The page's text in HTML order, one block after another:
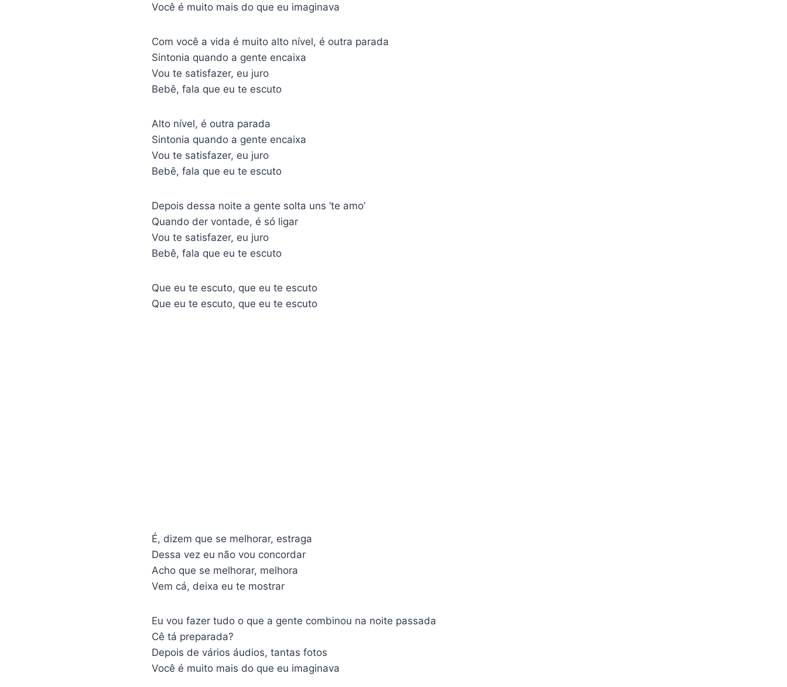
Você é muito mais do que eu imaginava
Com você a vida é muito alto nível, é outra parada
Sintonia quando a gente encaixa
Vou te satisfazer, eu juro
Bebê, fala que eu te escuto
Alto nível, é outra parada
Sintonia quando a gente encaixa
Vou te satisfazer, eu juro
Bebê, fala que eu te escuto
Depois dessa noite a gente solta uns ‘te amo’
Quando der vontade, é só ligar
Vou te satisfazer, eu juro
Bebê, fala que eu te escuto
Que eu te escuto, que eu te escuto
Que eu te escuto, que eu te escuto
É, dizem que se melhorar, estraga
Dessa vez eu não vou concordar
Acho que se melhorar, melhora
Vem cá, deixa eu te mostrar
Eu vou fazer tudo o que a gente combinou na noite passada
Cê tá preparada?
Depois de vários áudios, tantas fotos
Você é muito mais do que eu imaginava